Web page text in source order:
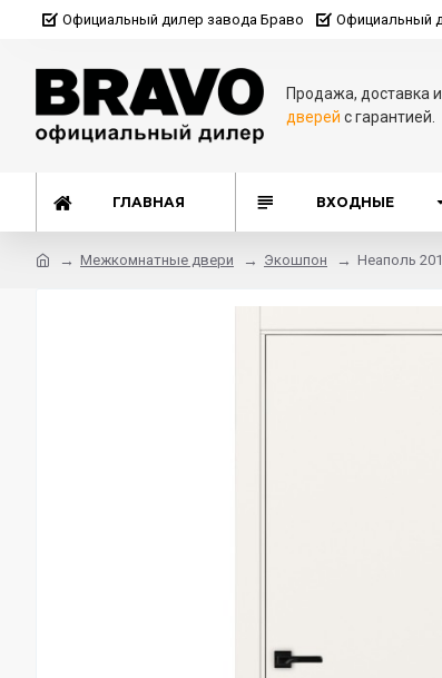
Официальный дилер завода Браво Официальный
Продажа, доставка
дверей с гарантией.
ГЛАВНАЯ ВХОДНЫЕ
Межкомнатные двери Экошпон Неаполь